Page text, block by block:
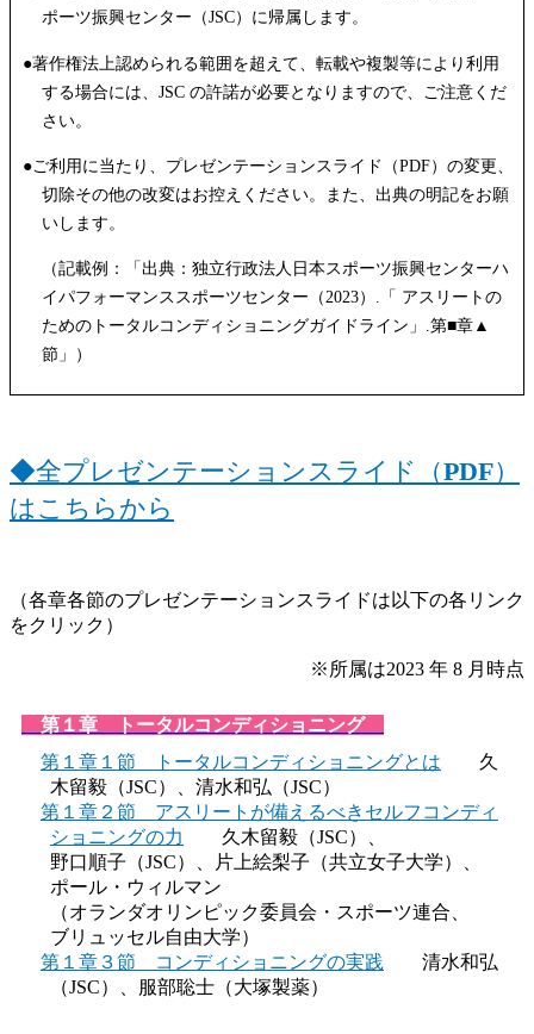
ポーツ振興センター（JSC）に帰属します。
●著作権法上認められる範囲を超えて、転載や複製等により利用
する場合には、JSC の許諾が必要となりますので、ご注意くだ
さい。
●ご利用に当たり、プレゼンテーションスライド（PDF）の変更、
切除その他の改変はお控えください。また、出典の明記をお願
いします。
（記載例：「出典：独立行政法人日本スポーツ振興センターハ
イパフォーマンススポーツセンター（2023）.「 アスリートの
ためのトータルコンディショニングガイドライン」.第■章▲
節」）
◆全プレゼンテーションスライド（PDF）
はこちらから
（各章各節のプレゼンテーションスライドは以下の各リンク
をクリック）
※所属は2023 年 8 月時点
第１章 トータルコンディショニング
第１章１節 トータルコンディショニングとは 久
木留毅（JSC）、清水和弘（JSC）
第１章２節 アスリートが備えるべきセルフコンディ
ショニングの力
久木留毅（JSC）、
野口順子（JSC）、
片上絵梨子（共立⼥子大学）、
ポール・ウィルマン
（オランダオリンピック委員会・ スポーツ連合、
ブリュッセル自由大学）
第１章３節 コンディショニングの実践 清水和弘
（JSC）、服部聡士（大塚製薬）